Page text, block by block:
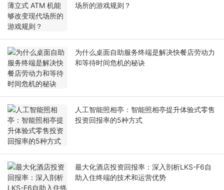
场所的游戏规则？
为什么桌面自助服务终端是解决快餐店劳动力
和等待时间危机的秘诀
人工智能照相亭：智能照相亭提升体验式零售
投资回报率的5种方式
最大化酒店投资回报率：深入剖析LKS-F6自
助入住终端的技术和运营优势